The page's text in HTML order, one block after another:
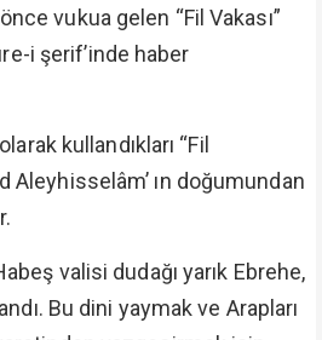
vukua gelen “Fil Vakası”
i şerif’inde haber
kullandıkları “Fil
Aleyhisselâm’ ın doğumundan
valisi dudağı yarık Ebrehe,
Bu dini yaymak ve Arapları